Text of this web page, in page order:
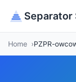
Separator
Home PZPR-